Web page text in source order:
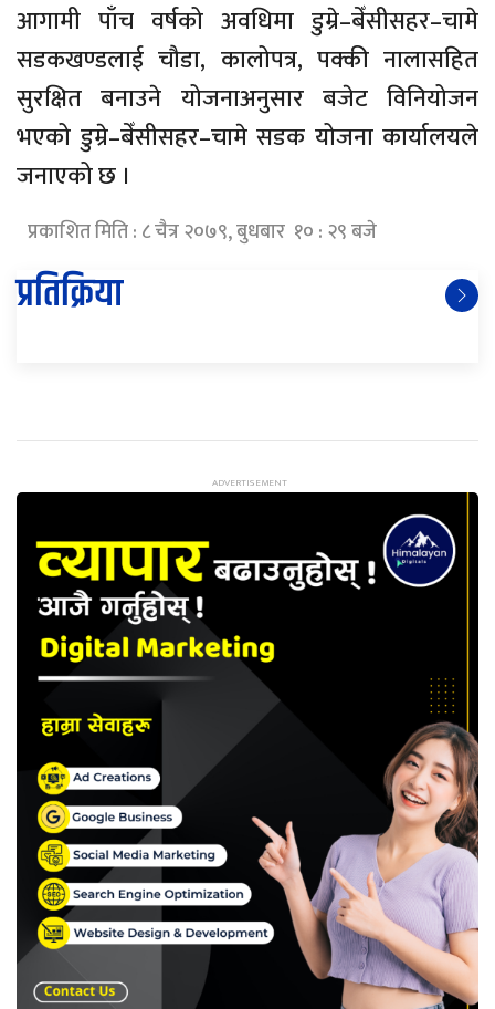
आगामी पाँच वर्षको अवधिमा डुम्रे–बेँसीसहर–चामे
सडकखण्डलाई चौडा, कालोपत्र, पक्की नालासहित
सुरक्षित बनाउने योजनाअनुसार बजेट विनियोजन
भएको डुम्रे–बेँसीसहर–चामे सडक योजना कार्यालयले
जनाएको छ ।
प्रकाशित मिति : ८ चैत्र २०७९, बुधबार १० : २९ बजे
प्रतिक्रिया